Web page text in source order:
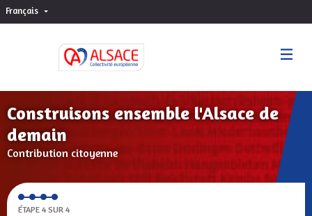
Français Choisir la langue
Construisons ensemble l'Alsace de
demain
Contribution citoyenne
ÉTAPE 4 SUR 4